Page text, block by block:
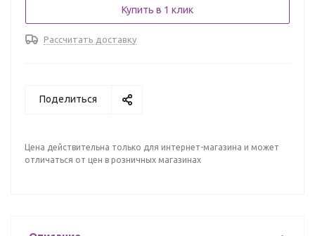
Купить в 1 клик
Рассчитать доставку
Поделиться
Цена действительна только для интернет-магазина и может
отличаться от цен в розничных магазинах